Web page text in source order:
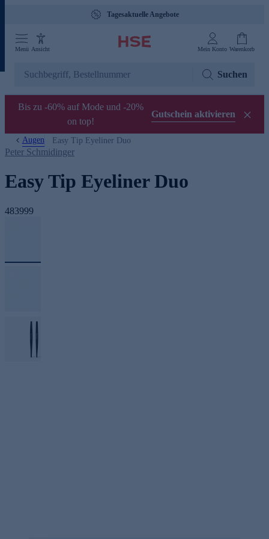
Tagesaktuelle Angebote
Menü Ansicht Mein Konto Warenkorb
Suchen
Bis zu -60% auf Mode und -20%
on top!
Gutschein aktivieren
Augen Easy Tip Eyeliner Duo
Peter Schmidinger
Easy Tip Eyeliner Duo
483999